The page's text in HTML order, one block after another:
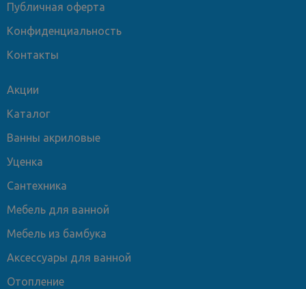
Публичная оферта
Конфиденциальность
Контакты
Акции
Каталог
Ванны акриловые
Уценка
Сантехника
Мебель для ванной
Мебель из бамбука
Аксессуары для ванной
Отопление